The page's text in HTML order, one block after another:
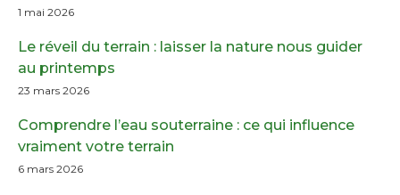
1 mai 2026
Le réveil du terrain : laisser la nature nous guider
au printemps
23 mars 2026
Comprendre l’eau souterraine : ce qui influence
vraiment votre terrain
6 mars 2026